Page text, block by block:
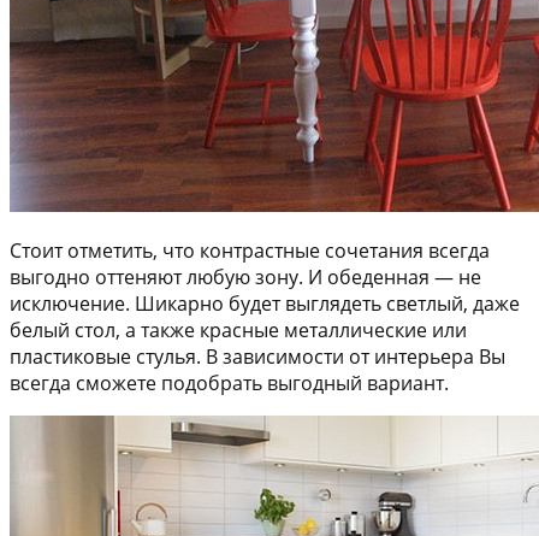
Стоит отметить, что контрастные сочетания всегда
выгодно оттеняют любую зону. И обеденная — не
исключение. Шикарно будет выглядеть светлый, даже
белый стол, а также красные металлические или
пластиковые стулья. В зависимости от интерьера Вы
всегда сможете подобрать выгодный вариант.